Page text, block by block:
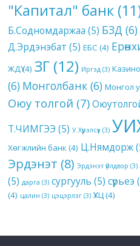
"Капитал" банк
Б.Содномдаржаа (5) БЗД (6)
Д.Эрдэнэбат (5) ЕБС (4)
ЖДҮ(4) ЗГ (12) Иргэд (3) Казино
(6) Монголбанк (6) Монгол
Оюу толгой (7)
Т.ЧИМГЭЭ (5) У.Хүрэлсүх (3)
Хөгжлийн банк(4) Ц.Нямдорж
Эрдэнэт (8) Эрдэнэт үйлдвэр (3)
(5) дарга (3) сургууль (5) сүрьеэ
(4) цалин (3) цэцэрлэг (3) ҮХЦ(4)